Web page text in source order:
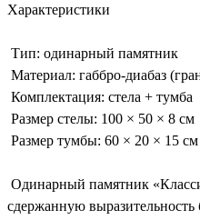
Характеристики
Тип: одинарный памятник
Материал: габбро-диабаз
Комплектация: стела + тумба
Размер стелы: 100 × 50 × 8 см
Размер тумбы: 60 × 20 × 15 см
Одинарный памятник
сдержанную выразительность